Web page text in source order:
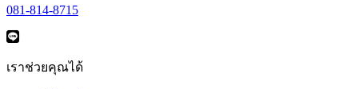
081-814-8715
เราช่วยคุณได้